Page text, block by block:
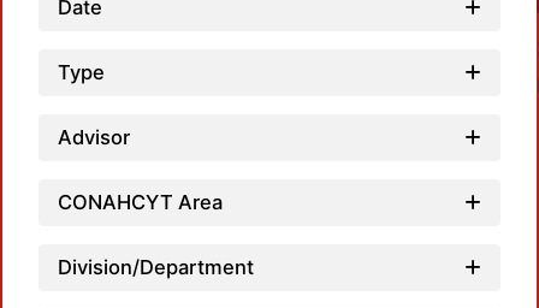
Date
Type
Advisor
CONAHCYT Area
Division/Department